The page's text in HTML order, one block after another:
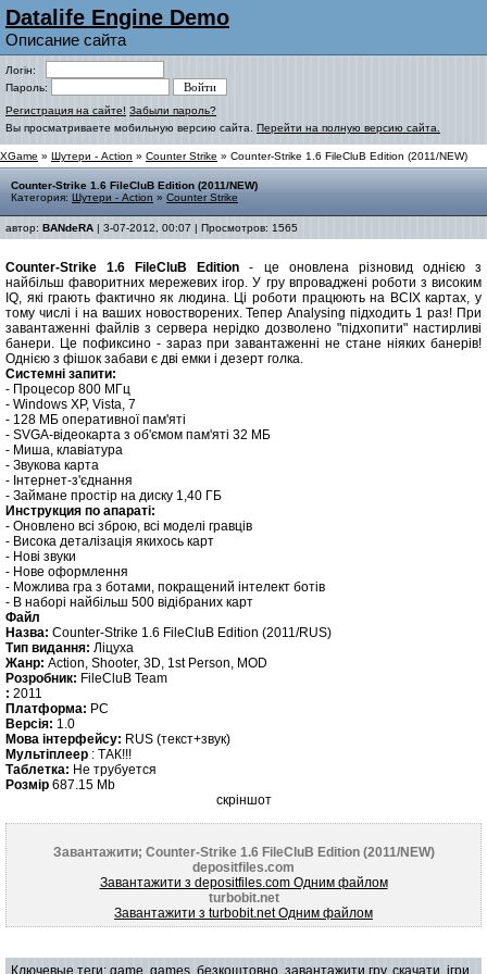
Datalife Engine Demo
Описание сайта
Логін:
Пароль:
Регистрация на сайте! Забыли пароль?
Вы просматриваете мобильную версию сайта. Перейти на полную версию сайта.
XGame » Шутери - Action » Counter Strike » Counter-Strike 1.6 FileCluB Edition (2011/NEW)
Counter-Strike 1.6 FileCluB Edition (2011/NEW)
Категория: Шутери - Action » Counter Strike
автор: BANdeRA | 3-07-2012, 00:07 | Просмотров: 1565
Counter-Strike 1.6 FileCluB Edition - це оновлена різновид однією з
найбільш фаворитних мережевих ігор. У гру впроваджені роботи з високим
IQ, які грають фактично як людина. Ці роботи працюють на ВСІХ картах, у
тому числі і на ваших новостворених. Тепер Analysing підходить 1 раз! При
завантаженні файлів з сервера нерідко дозволено "підхопити" настирливі
банери. Це пофиксино - зараз при завантаженні не стане ніяких банерів!
Однією з фішок забави є дві емки і дезерт голка.
Системні запити:
- Процесор 800 МГц
- Windows XP, Vista, 7
- 128 МБ оперативної пам'яті
- SVGA-відеокарта з об'ємом пам'яті 32 МБ
- Миша, клавіатура
- Звукова карта
- Інтернет-з'єднання
- Займане простір на диску 1,40 ГБ
Инструкция по апараті:
- Оновлено всі зброю, всі моделі гравців
- Висока деталізація якихось карт
- Нові звуки
- Нове оформлення
- Можлива гра з ботами, покращений інтелект ботів
- В наборі найбільш 500 відібраних карт
Файл
Назва: Counter-Strike 1.6 FileCluB Edition (2011/RUS)
Тип видання: Ліцуха
Жанр: Action, Shooter, 3D, 1st Person, MOD
Розробник: FileCluB Team
: 2011
Платформа: PC
Версія: 1.0
Мова інтерфейсу: RUS (текст+звук)
Мультіплеер : ТАК!!!
Таблетка: Не трубуется
Розмір 687.15 Mb
скріншот
Завантажити; Counter-Strike 1.6 FileCluB Edition (2011/NEW)
depositfiles.com
Завантажити з depositfiles.com Одним файлом
turbobit.net
Завантажити з turbobit.net Одним файлом
Ключевые теги: game games безкоштовно завантажити гру, скачати ігри